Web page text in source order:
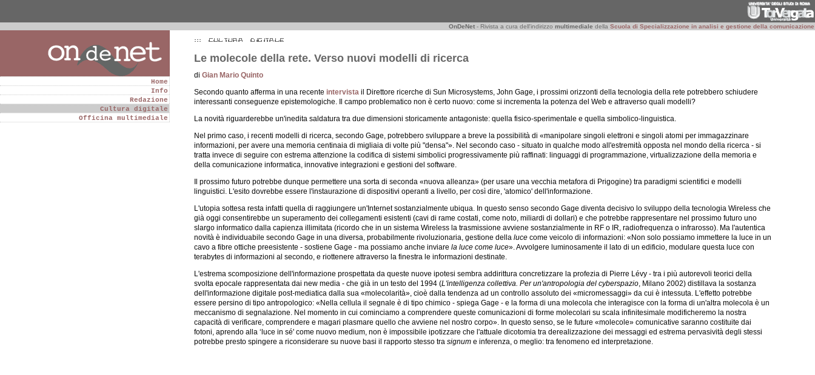
OnDeNet - Rivista a cura dell'indirizzo multimediale della Scuola di Specializzazione in analisi e gestione della comunicazione
Home
Info
Redazione
Cultura digitale
Officina multimediale
Le molecole della rete. Verso nuovi modelli di ricerca
di Gian Mario Quinto
Secondo quanto afferma in una recente intervista il Direttore ricerche di Sun Microsystems, John Gage, i prossimi orizzonti della tecnologia della rete potrebbero schiudere
interessanti conseguenze epistemologiche. Il campo problematico non è certo nuovo: come si incrementa la potenza del Web e attraverso quali modelli?
La novità riguarderebbe un'inedita saldatura tra due dimensioni storicamente antagoniste: quella fisico-sperimentale e quella simbolico-linguistica.
Nel primo caso, i recenti modelli di ricerca, secondo Gage, potrebbero sviluppare a breve la possibilità di «manipolare singoli elettroni e singoli atomi per immagazzinare
informazioni, per avere una memoria centinaia di migliaia di volte più "densa"». Nel secondo caso - situato in qualche modo all'estremità opposta nel mondo della ricerca - si
tratta invece di seguire con estrema attenzione la codifica di sistemi simbolici progressivamente più raffinati: linguaggi di programmazione, virtualizzazione della memoria e
della comunicazione informatica, innovative integrazioni e gestioni del software.
Il prossimo futuro potrebbe dunque permettere una sorta di seconda «nuova alleanza» (per usare una vecchia metafora di Prigogine) tra paradigmi scientifici e modelli
linguistici. L'esito dovrebbe essere l'instaurazione di dispositivi operanti a livello, per così dire, 'atomico' dell'informazione.
L'utopia sottesa resta infatti quella di raggiungere un'Internet sostanzialmente ubiqua. In questo senso secondo Gage diventa decisivo lo sviluppo della tecnologia Wireless che
già oggi consentirebbe un superamento dei collegamenti esistenti (cavi di rame costati, come noto, miliardi di dollari) e che potrebbe rappresentare nel prossimo futuro uno
slargo informatico dalla capienza illimitata (ricordo che in un sistema Wireless la trasmissione avviene sostanzialmente in RF o IR, radiofrequenza o infrarosso). Ma l'autentica
novità è individuabile secondo Gage in una diversa, probabilmente rivoluzionaria, gestione della luce come veicolo di informazioni: «Non solo possiamo immettere la luce in un
cavo a fibre ottiche preesistente - sostiene Gage - ma possiamo anche inviare la luce come luce». Avvolgere luminosamente il lato di un edificio, modulare questa luce con
terabytes di informazioni al secondo, e riottenere attraverso la finestra le informazioni destinate.
L'estrema scomposizione dell'informazione prospettata da queste nuove ipotesi sembra addirittura concretizzare la profezia di Pierre Lévy - tra i più autorevoli teorici della
svolta epocale rappresentata dai new media - che già in un testo del 1994 (L'intelligenza collettiva. Per un'antropologia del cyberspazio, Milano 2002) distillava la sostanza
dell'informazione digitale post-mediatica dalla sua «molecolarità», cioè dalla tendenza ad un controllo assoluto dei «micromessaggi» da cui è intessuta. L'effetto potrebbe
essere persino di tipo antropologico: «Nella cellula il segnale è di tipo chimico - spiega Gage - e la forma di una molecola che interagisce con la forma di un'altra molecola è un
meccanismo di segnalazione. Nel momento in cui cominciamo a comprendere queste comunicazioni di forme molecolari su scala infinitesimale modificheremo la nostra
capacità di verificare, comprendere e magari plasmare quello che avviene nel nostro corpo». In questo senso, se le future «molecole» comunicative saranno costituite dai
fotoni, aprendo alla ‘luce in sé' come nuovo medium, non è impossibile ipotizzare che l'attuale dicotomia tra derealizzazione dei messaggi ed estrema pervasività degli stessi
potrebbe presto spingere a riconsiderare su nuove basi il rapporto stesso tra signum e inferenza, o meglio: tra fenomeno ed interpretazione.